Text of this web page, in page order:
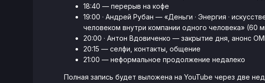
18:40 — перерыв на кофе
19:00 · Андрей Рубан — «Деньги · Энергия ·
человеком внутри компании одного человека» (60
20:00 · Антон Вдовиченко — закрытие дня, анонс
20:15 — селфи, контакты, общение
21:00 — неформальное продолжение недалеко
Полная запись будет выложена на YouTube через две